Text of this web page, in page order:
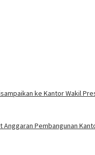
ke Kantor Wakil
Pembangunan